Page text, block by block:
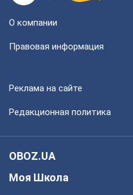
О компании
Правовая информация
Реклама на сайте
Редакционная политика
OBOZ.UA
Моя Школа